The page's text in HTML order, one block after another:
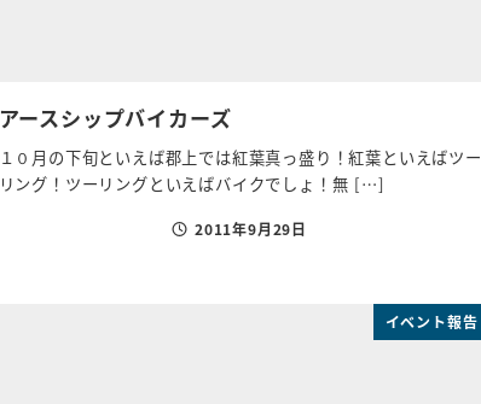
アースシップバイカーズ
１０月の下旬といえば郡上では紅葉真っ盛り！紅葉といえばツー
リング！ツーリングといえばバイクでしょ！無 […]
投稿日2011年9月29日
イベント報告